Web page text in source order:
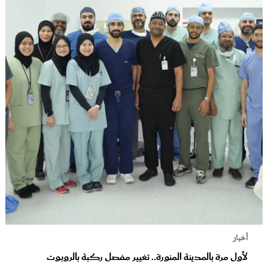
أخبار
لأول مرة بالمدينة المنورة.. تغيير مفصل ركبة بالروبوت